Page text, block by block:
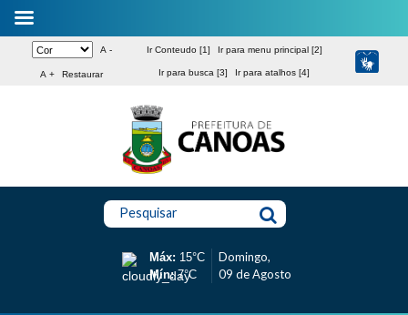
A -
A + Restaurar
Ir Conteudo [1] Ir para menu principal [2]
Ir para busca [3] Ir para atalhos [4]
Pesquisar
Máx: 15°C
Mín:7°C
Domingo,
09 de Agosto